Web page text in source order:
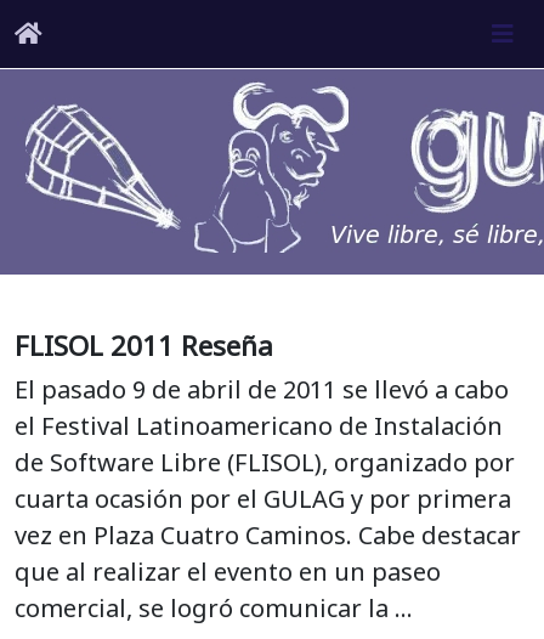
FLISOL 2011 Reseña
El pasado 9 de abril de 2011 se llevó a cabo
el Festival Latinoamericano de Instalación
de Software Libre (FLISOL), organizado por
cuarta ocasión por el GULAG y por primera
vez en Plaza Cuatro Caminos. Cabe destacar
que al realizar el evento en un paseo
comercial, se logró comunicar la …